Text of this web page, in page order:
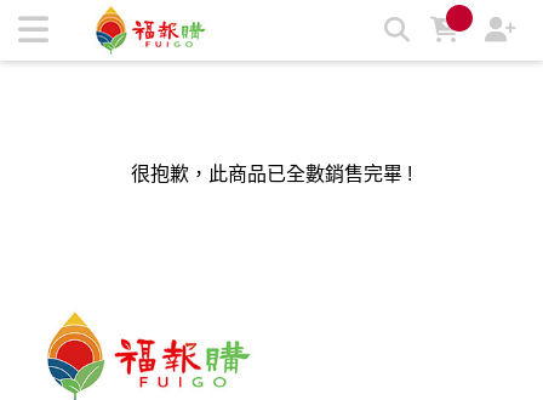
福報購蔬食購物商城，台灣第一素食、環保、愛地球的蔬食購物
商城 | 福報購蔬食購物商城
很抱歉，此商品已全數銷售完畢 !